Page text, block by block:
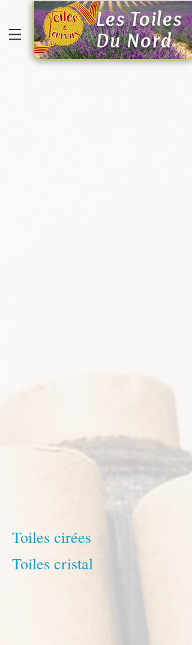
Les Toiles
Du Nord
Toiles cirées
Toiles cristal